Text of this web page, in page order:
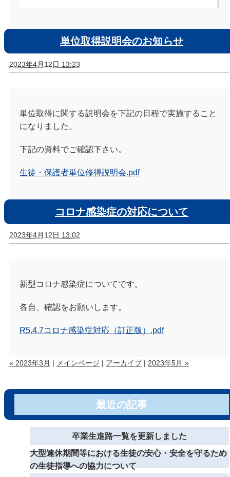
単位取得説明会のお知らせ
2023年4月12日 13:23
単位取得に関する説明会を下記の日程で実施すること
になりました。
下記の資料でご確認下さい。
生徒・保護者単位修得説明会.pdf
コロナ感染症の対応について
2023年4月12日 13:02
新型コロナ感染症についてです。
各自、確認をお願いします。
R5.4.7コロナ感染症対応（訂正版）.pdf
« 2023年3月 | メインページ | アーカイブ | 2023年5月 »
最近の記事
卒業生進路一覧を更新しました
大型連休期間等における生徒の安心・安全を守るため
の生徒指導への協力について